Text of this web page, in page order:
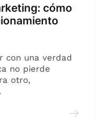
cómo
con una verdad
no pierde
otro,